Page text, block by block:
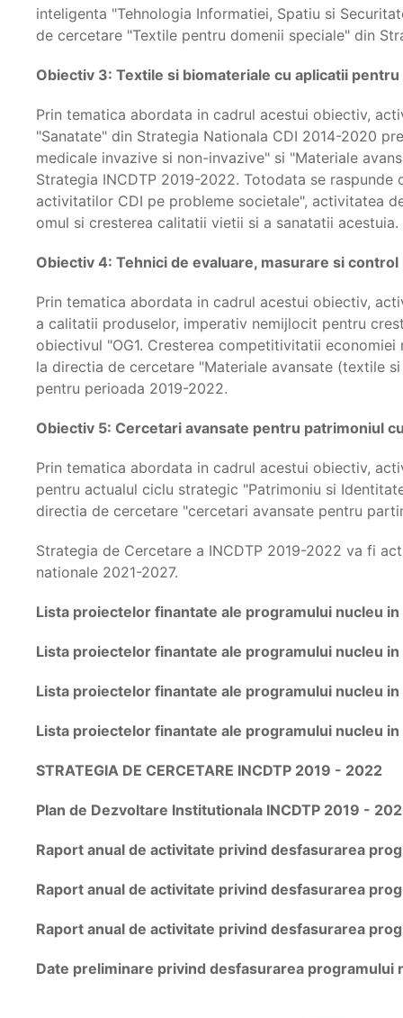
inteligenta "Tehnologia Informatiei, Spatiu si
de cercetare "Textile pentru domenii speciale" din
Obiectiv 3: Textile si biomateriale cu aplicatii
Prin tematica abordata in cadrul acestui obiectiv,
"Sanatate" din Strategia Nationala CDI 2014-2020
medicale invazive si non-invazive" si "Materiale
Strategia INCDTP 2019-2022. Totodata se
activitatilor CDI pe probleme societale", activitatea
omul si cresterea calitatii vietii si a sanatatii acestuia.
Obiectiv 4: Tehnici de evaluare, masurare si
Prin tematica abordata in cadrul acestui obiectiv,
a calitatii produselor, imperativ nemijlocit pentru
obiectivul "OG1. Cresterea competitivitatii
la directia de cercetare "Materiale avansate (textile
pentru perioada 2019-2022.
Obiectiv 5: Cercetari avansate pentru patrimoniul
Prin tematica abordata in cadrul acestui obiectiv,
pentru actualul ciclu strategic "Patrimoniu si
directia de cercetare "cercetari avansate pentru
Strategia de Cercetare a INCDTP 2019-2022 va fi
nationale 2021-2027.
Lista proiectelor finantate ale programului nucleu
Lista proiectelor finantate ale programului nucleu in
Lista proiectelor finantate ale programului nucleu
Lista proiectelor finantate ale programului nucleu in
STRATEGIA DE CERCETARE INCDTP 2019 - 2022
Plan de Dezvoltare Institutionala INCDTP 2019 -
Raport anual de activitate privind desfasurarea
Raport anual de activitate privind desfasurarea
Raport anual de activitate privind desfasurarea
Date preliminare privind desfasurarea programului